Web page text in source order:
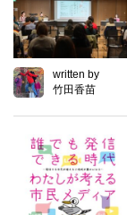
written by
竹田香苗